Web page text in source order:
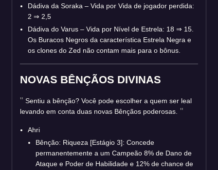
Dádiva da Soraka – Vida por Vida de jogador perdida:
2 ⇒ 2,5
Dádiva do Varus – Vida por Nível de Estrela: 18 ⇒ 15.
Os Buracos Negros da característica Estrela Negra e
os clones do Zed não contam mais para o bônus.
NOVAS BÊNÇÃOS DIVINAS
Sentiu a bênção? Você pode escolher a quem ser leal
levando em conta duas novas Bênçãos poderosas.
Ahri
Bênção: Riqueza [Estágio 3]: Concede
permanentemente a um Campeão 8% de Dano de
Ataque e Poder de Habilidade e 12% de chance de